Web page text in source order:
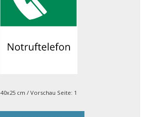
40x25 cm / Vorschau Seite: 1